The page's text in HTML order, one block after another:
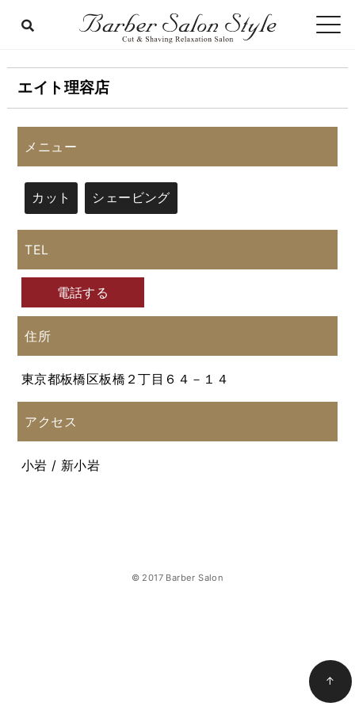
エイト理容店
メニュー
カット シェービング
TEL
電話する
住所
東京都板橋区板橋２丁目６４－１４
アクセス
小岩 / 新小岩
© 2017 Barber Salon
↑